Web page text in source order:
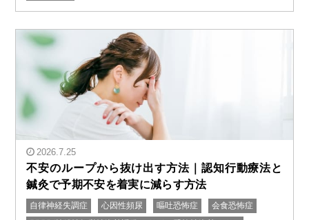
2026.7.25
不安のループから抜け出す方法｜認知行動療法と
鍼灸で予期不安を着実に減らす方法
自律神経失調症 心因性頻尿 嘔吐恐怖症
会食恐怖症